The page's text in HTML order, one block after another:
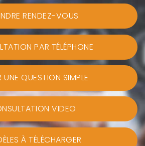
RENDEZ-VOUS
PAR TÉLÉPHONE
UNE QUESTION SIMPLE
VIDEO
À TÉLÉCHARGER